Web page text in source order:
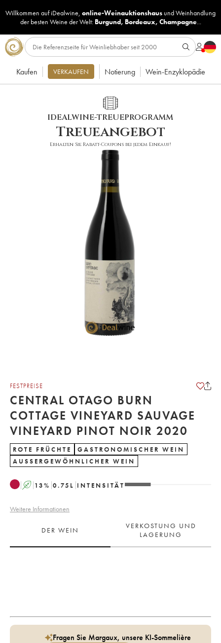
Willkommen auf iDealwine, online-Weinauktionshaus undWeinhandlung
der besten Weine der Welt: Burgund, Bordeaux, Champagne...
Kaufen VERKAUFEN Notierung Wein-Enzyklopädie
IDEALWINE-TREUEPROGRAMM
Treueangebot
Erhalten Sie Rabatt-Coupons bei jedem Einkauf!
FESTPREISE
CENTRAL OTAGO BURN
COTTAGE VINEYARD SAUVAGE
VINEYARD PINOT NOIR 2020
ROTE FRÜCHTE
GASTRONOMISCHER WEIN
AUSSERGEWÖHNLICHER WEIN
A 13% 0.75 L INTENSITÄT
Weitere Informationen
DER WEIN
VERKOSTUNG UND
LAGERUNG
Fragen Sie Margaux, unsere KI-Sommelière